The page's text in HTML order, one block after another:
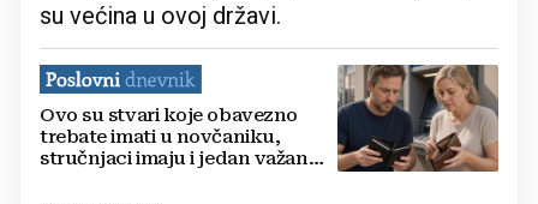
su većina u ovoj državi.
Ovo su stvari koje obavezno
trebate imati u novčaniku,
stručnjaci imaju i jedan važan